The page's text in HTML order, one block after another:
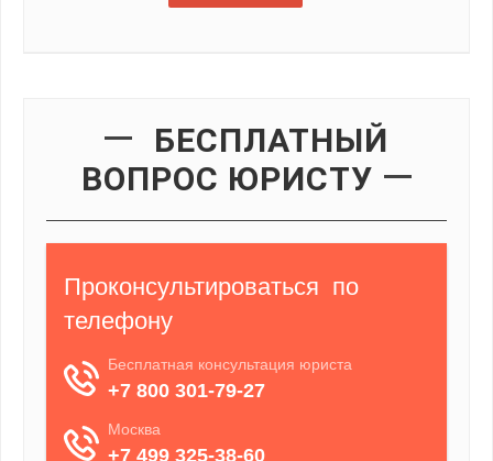
БЕСПЛАТНЫЙ
ВОПРОС ЮРИСТУ